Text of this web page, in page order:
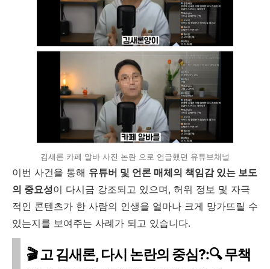
김새론 카페 알바 사진 논란 으로 언급했던 유튜브채널
이번 사건을 통해 유튜버 및 언론 매체의 책임감 있는 보도
의 중요성이 다시금 강조되고 있으며, 허위 정보 및 자극
적인 콘텐츠가 한 사람의 인생을 얼마나 크게 망가뜨릴 수
있는지를 보여주는 사례가 되고 있습니다.
🎬 고 김새론, 다시 논란의 중심?:🔍 무책